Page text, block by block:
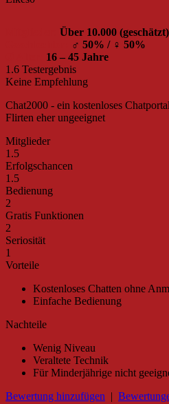
Über 10.000 (geschätzt)
♂ 50% / ♀ 50%
16 – 45 Jahre
1.6 Testergebnis
Keine Empfehlung
Chat2000 - ein kostenloses
Flirten eher ungeeignet
Mitglieder
1.5
Erfolgschancen
1.5
Bedienung
2
Gratis Funktionen
2
Seriosität
1
Vorteile
Kostenloses Chatten ohne
Einfache Bedienung
Nachteile
Wenig Niveau
Veraltete Technik
Für Minderjährige nicht
Bewertung hinzufügen |